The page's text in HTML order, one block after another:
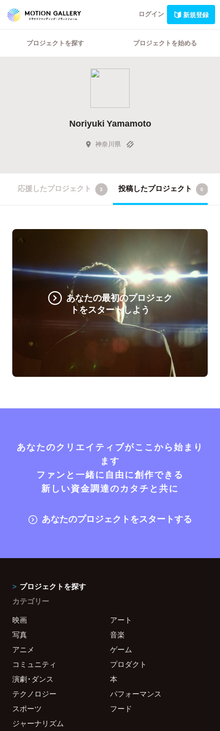
ログイン 新規登録
プロジェクトを探す プロジェクトを始める
Noriyuki Yamamoto
神奈川県
応援したプロジェクト 3 投稿したプロジェクト 0
あなたの最初のプロジェク
トをスタートしよう
あなたのクリエイティブがここから始まり
ます
ファンと一緒に自由に創作できる
新しい資金調達のカタチと共に
あなたのプロジェクトをスタートする
プロジェクトを探す
カテゴリー
映画
アート
写真
音楽
アニメ
ゲーム
コミュニティ
プロダクト
演劇・ダンス
本
テクノロジー
パフォーマンス
スポーツ
フード
ジャーナリズム